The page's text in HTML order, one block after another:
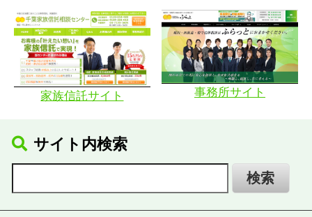
家族信託サイト 事務所サイト
サイト内検索